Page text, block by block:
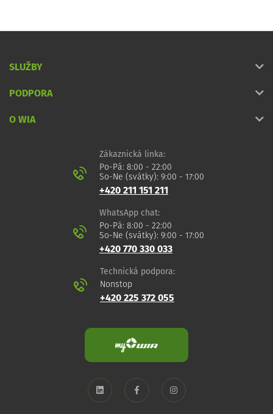
SLUŽBY
PODPORA
O WIA
Zákaznická linka:
Po-Pá: 8:00 - 22:00
So-Ne (svátky): 9:00 - 17:00
+420 211 151 211
WhatsApp chat:
Po-Pá: 8:00 - 22:00
So-Ne (svátky): 9:00 - 17:00
+420 770 330 033
Technická podpora:
Nonstop
+420 225 372 055